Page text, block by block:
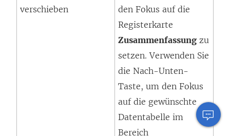
verschieben
den Fokus auf die
Registerkarte
Zusammenfassung zu
setzen. Verwenden Sie
die Nach-Unten-
Taste, um den Fokus
auf die gewünschte
Datentabelle im
Bereich